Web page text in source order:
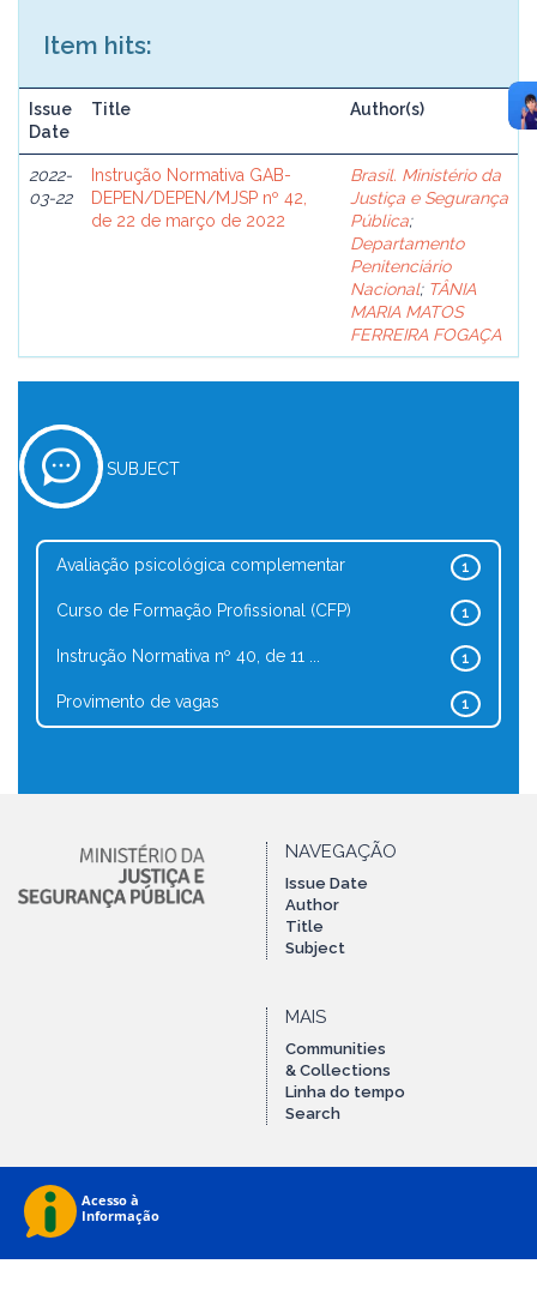
Item hits:
Issue
Date
Title Author(s)
2022-
03-22
Instrução Normativa GAB-
DEPEN/DEPEN/MJSP nº 42,
de 22 de março de 2022
Brasil. Ministério da
Justiça e Segurança
Pública;
Departamento
Penitenciário
Nacional; TÂNIA
MARIA MATOS
FERREIRA FOGAÇA
SUBJECT
1
Avaliação psicológica complementar
1
Curso de Formação Profissional (CFP)
1
Instrução Normativa nº 40, de 11 ...
1
Provimento de vagas
NAVEGAÇÃO
Issue Date
Author
Title
Subject
MAIS
Communities
& Collections
Linha do tempo
Search